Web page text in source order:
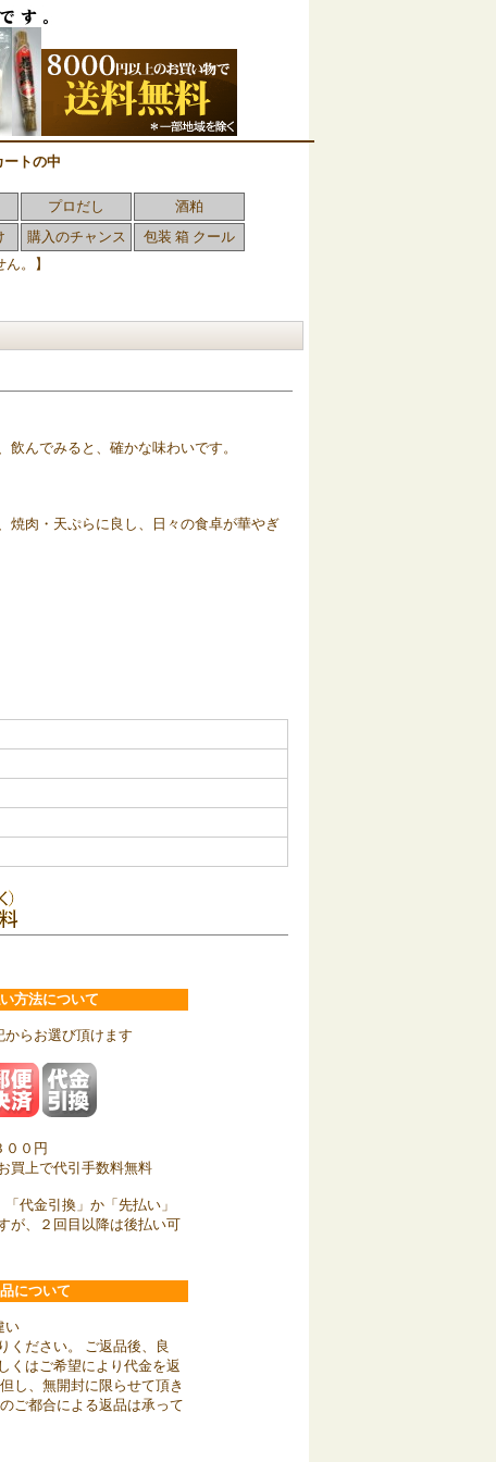
ートの中
プロだし
酒粕
購入のチャンス
包装 箱 クール
。】
んでみると、確かな味わいです。
焼肉・天ぷらに良し、日々の食卓が華やぎ
方法について
らお選び頂けます
００円
買上で代引手数料無料
代金引換」か「先払い」
が、２回目以降は後払い可
について
い
ください。 ご返品後、良
くはご希望により代金を返
し、無開封に限らせて頂き
ご都合による返品は承って